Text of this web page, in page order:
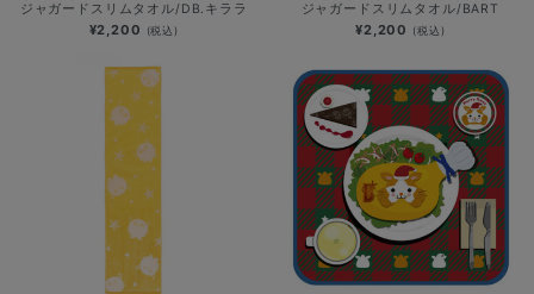
ジャガードスリムタオル/DB.キララ
¥2,200 (税込)
ジャガードスリムタオル/BART
¥2,200 (税込)